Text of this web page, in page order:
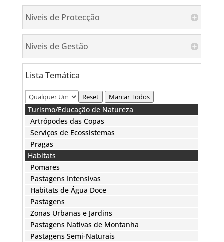
Níveis de Protecção
Níveis de Gestão
Lista Temática
Reset Marcar Todos
Turismo/Educação de Natureza
Artrópodes das Copas
Serviços de Ecossistemas
Pragas
Habitats
Pomares
Pastagens Intensivas
Habitats de Água Doce
Pastagens
Zonas Urbanas e Jardins
Pastagens Nativas de Montanha
Pastagens Semi-Naturais